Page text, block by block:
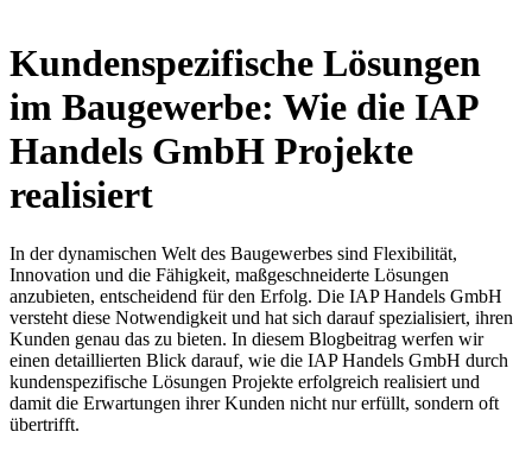
Kundenspezifische Lösungen
im Baugewerbe: Wie die IAP
Handels GmbH Projekte
realisiert
In der dynamischen Welt des Baugewerbes sind Flexibilität,
Innovation und die Fähigkeit, maßgeschneiderte Lösungen
anzubieten, entscheidend für den Erfolg. Die IAP Handels GmbH
versteht diese Notwendigkeit und hat sich darauf spezialisiert, ihren
Kunden genau das zu bieten. In diesem Blogbeitrag werfen wir
einen detaillierten Blick darauf, wie die IAP Handels GmbH durch
kundenspezifische Lösungen Projekte erfolgreich realisiert und
damit die Erwartungen ihrer Kunden nicht nur erfüllt, sondern oft
übertrifft.